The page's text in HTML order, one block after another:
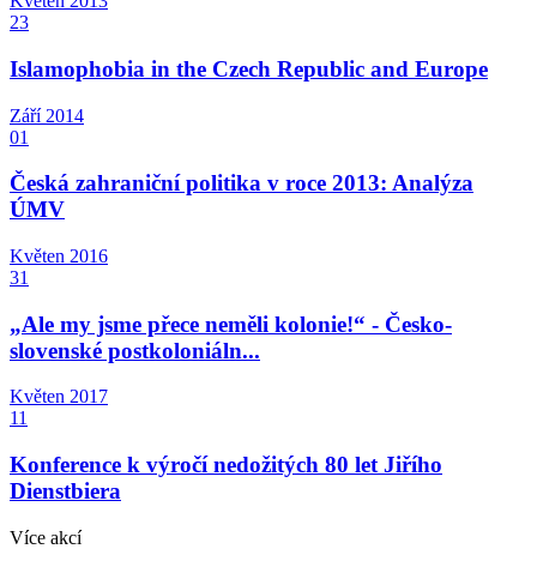
23
Islamophobia in the Czech Republic and Europe
Září 2014
01
Česká zahraniční politika v roce 2013: Analýza
ÚMV
Květen 2016
31
„Ale my jsme přece neměli kolonie!“ - Česko-
slovenské postkoloniáln...
Květen 2017
11
Konference k výročí nedožitých 80 let Jiřího
Dienstbiera
Více akcí